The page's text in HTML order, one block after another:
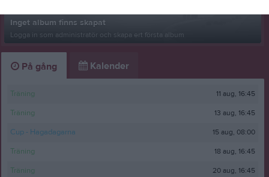
Inget album finns skapat
Logga in som administratör och skapa ert första album
På gång Kalender
Träning 11 aug, 16:45
Träning 13 aug, 16:45
Cup - Hagadagarna 15 aug, 08:00
Träning 18 aug, 16:45
Träning 20 aug, 16:45